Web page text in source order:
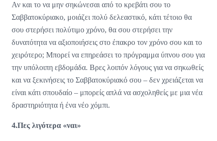
Αν και το να μην σηκώνεσαι από το κρεβάτι σου το
Σαββατοκύριακο, μοιάζει πολύ δελεαστικό, κάτι τέτοιο θα
σου στερήσει πολύτιμο χρόνο, θα σου στερήσει την
δυνατότητα να αξιοποιήσεις στο έπακρο τον χρόνο σου και το
χειρότερο; Μπορεί να επηρεάσει το πρόγραμμα ύπνου σου για
την υπόλοιπη εβδομάδα. Βρες λοιπόν λόγους για να σηκωθείς
και να ξεκινήσεις το Σαββατοκύριακό σου – δεν χρειάζεται να
είναι κάτι σπουδαίο – μπορείς απλά να ασχοληθείς με μια νέα
δραστηριότητα ή ένα νέο χόμπι.
4.Πες λιγότερα «ναι»